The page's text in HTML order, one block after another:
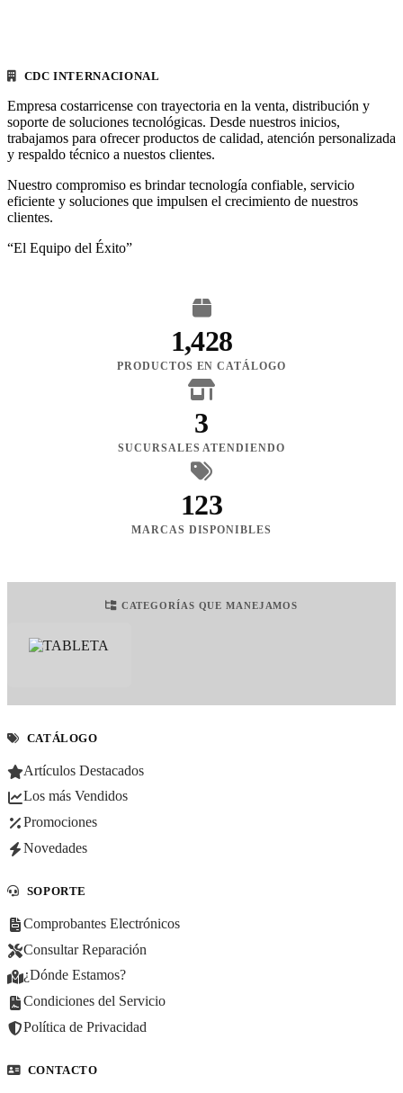
CDC INTERNACIONAL
Empresa costarricense con trayectoria en la venta, distribución y
soporte de soluciones tecnológicas. Desde nuestros inicios,
trabajamos para ofrecer productos de calidad, atención personalizada
y respaldo técnico a nuestos clientes.
Nuestro compromiso es brindar tecnología confiable, servicio
eficiente y soluciones que impulsen el crecimiento de nuestros
clientes.
“El Equipo del Éxito”
1,428
PRODUCTOS EN CATÁLOGO
3
SUCURSALES ATENDIENDO
123
MARCAS DISPONIBLES
CATEGORÍAS QUE MANEJAMOS
CATÁLOGO
Artículos Destacados
Los más Vendidos
Promociones
Novedades
SOPORTE
Comprobantes Electrónicos
Consultar Reparación
¿Dónde Estamos?
Condiciones del Servicio
Política de Privacidad
CONTACTO